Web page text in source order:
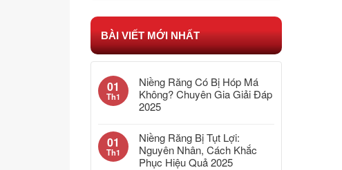
BÀI VIẾT MỚI NHẤT
01
Th1
Niềng Răng Có Bị Hóp Má
Không? Chuyên Gia Giải Đáp
2025
01
Th1
Niềng Răng Bị Tụt Lợi:
Nguyên Nhân, Cách Khắc
Phục Hiệu Quả 2025